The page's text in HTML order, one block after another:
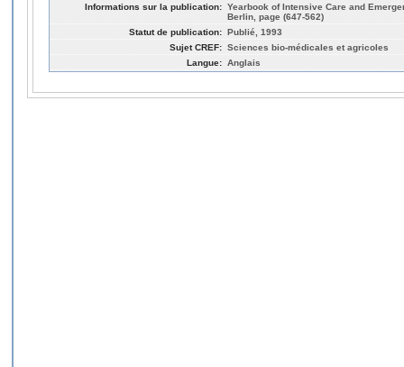
Informations sur la publication: Yearbook of Intensive Care and
Berlin, page (647-562)
Statut de publication: Publié, 1993
Sujet CREF: Sciences bio-médicales et agricoles
Langue: Anglais